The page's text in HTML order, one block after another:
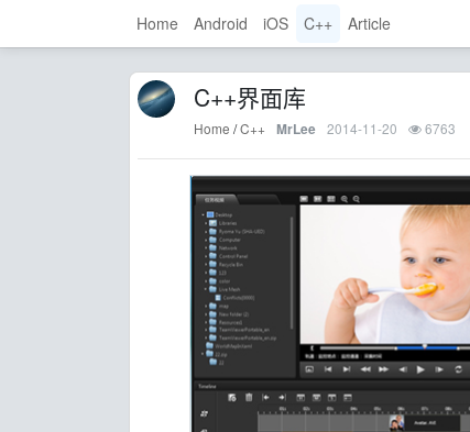
Home Android iOS C++ Article
C++界面库
Home / C++ MrLee 2014-11-20 6763